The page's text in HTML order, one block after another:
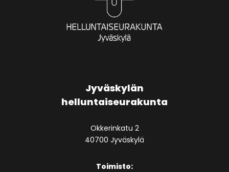
Jyväskylän
helluntaiseurakunta
Okkerinkatu 2
40700 Jyväskylä
Toimisto: